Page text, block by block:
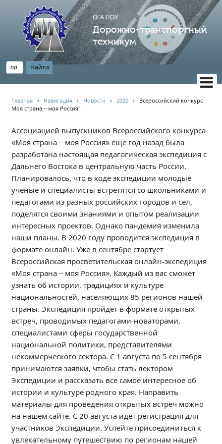
ОГА ПОУ
Дорожно-транспортный
техникум
НАВИГАЦИЯ
Главная
Профессионалитет
АБИТУРИЕНТУ
Опрос по качеству образования
Новости
Наблюдательный совет
Информация
Независимая оценка качества
Обращения онлайн
Контакты
Региональный центр по профилактике ДДТТ
Учебно-производственный комплекс
Центр карьеры
Противодействие коррупции
Всероссийское чемпионатное движение
Региональная инновационная площадка
СВЕДЕНИЯ ОБ ОБРАЗОВАТЕЛЬНОЙ ОРГАНИЗАЦИИ
Основные сведения
Структура и органы управления образовательной
организацией
Документы
Главная › Навигация › Новости ›2020 › Всероссийский конкурс
Моя страна – моя Россия"
Ассоциацией выпускников Всероссийского конкурса
«Моя страна – моя Россия» еще год назад была
разработана настоящая педагогическая экспедиция с
Дальнего Востока в центральную часть России.
Планировалось, что в ходе экспедиции молодые
ученые и специалисты встретятся со школьниками и
педагогами из разных российских городов и сел,
поделятся своими знаниями и опытом реализации
интересных проектов. Однако пандемия изменила
наши планы. В 2020 году проводится экспедиция в
формате онлайн. Уже в сентябре стартует
Всероссийская просветительская онлайн-экспедиция
«Моя страна – моя Россия». Каждый из вас сможет
узнать об истории, традициях и культуре
национальностей, населяющих 85 регионов нашей
страны. Экспедиция пройдет в формате открытых
встреч, проводимых педагогами-новаторами,
специалистами сферы государственной
национальной политики, представителями
некоммерческого сектора. С 1 августа по 5 сентября
принимаются заявки, чтобы стать лектором
Экспедиции и рассказать все самое интересное об
истории и культуре родного края. Направить
материалы для проведения открытых встреч можно
на нашем сайте. С 20 августа идет регистрация для
участников Экспедиции. Успейте присоединиться к
увлекательному путешествию по регионам нашей